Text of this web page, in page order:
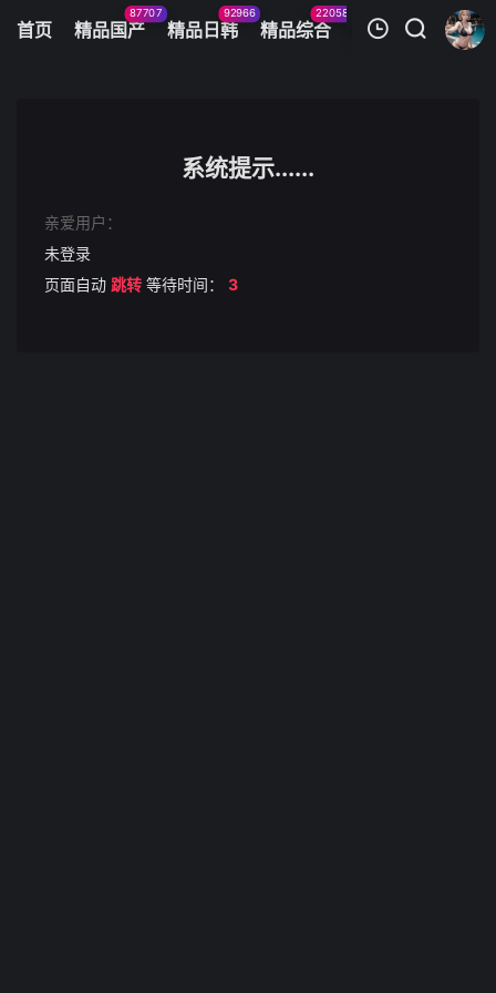
首页 精品国产
87707
精品日韩
92966
精品综合
22058
火辣美图 今日
清空
系统提示......
亲爱用户：
未登录
页面自动 跳转 等待时间： 3